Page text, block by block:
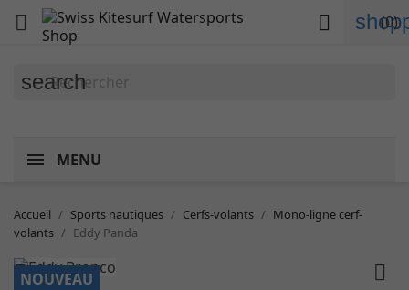
 (0)

search
MENU
Accueil Sports nautiques Cerfs-volants
Mono-ligne cerf-
volants
Eddy Panda
NOUVEAU
 